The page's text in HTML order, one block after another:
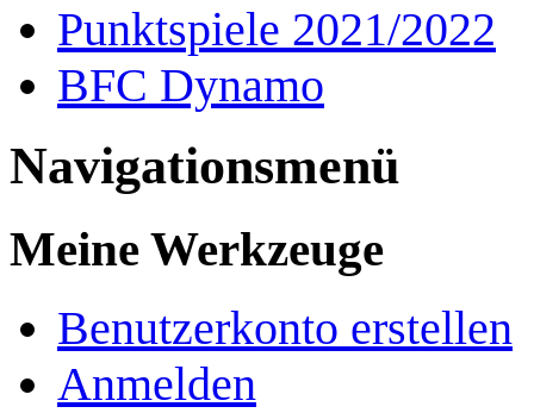
Punktspiele 2021/2022
BFC Dynamo
Navigationsmenü
Meine Werkzeuge
Benutzerkonto erstellen
Anmelden